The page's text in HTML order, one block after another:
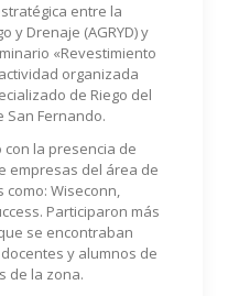
entre la
y Drenaje (AGRYD) y
«Revestimiento
organizada
de Riego del
San Fernando.
la presencia de
empresas del área de
como: Wiseconn,
Participaron más
se encontraban
y alumnos de
de la zona.